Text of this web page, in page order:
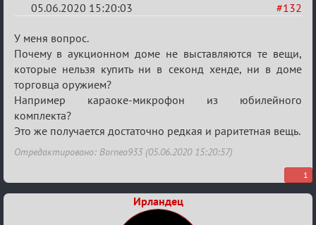
#132
05.06.2020 15:20:03
Re:
Вопросы
У меня вопрос.
Почему в аукционном доме не выставляются те вещи,
которые нельзя купить ни в секонд хенде, ни в доме
торговца оружием?
Например караоке-микрофон из юбилейного
комплекта?
Это же получается достаточно редкая и раритетная вещь.
Отредактировано: Borneo933 (05.06.2020 15:20:57)
1
Ирландец